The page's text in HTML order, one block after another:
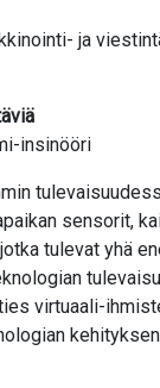
ja
insinööri
sensorit,
tulevat yhä
virtuaali-